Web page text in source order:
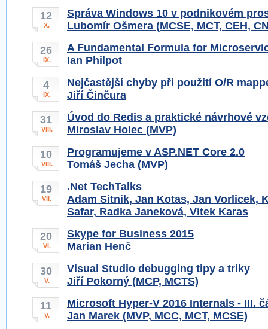
12
X.
Správa Windows 10 v podnikovém
Lubomír Ošmera (MCSE, MCT, CEH,
26
IX.
A Fundamental Formula for
Ian Philpot
4
IX.
Nejčastější chyby při použití O/R
Jiří Činčura
31
VIII.
Úvod do Redis a praktické návrhové
Miroslav Holec (MVP)
10
VIII.
Programujeme v ASP.NET Core 2.0
Tomáš Jecha (MVP)
19
VII.
.Net TechTalks
Adam Sitnik, Jan Kotas, Jan Vorlicek,
Safar, Radka Janeková, Vitek Karas
20
VI.
Skype for Business 2015
Marian Henč
30
V.
Visual Studio debugging tipy a triky
Jiří Pokorný (MCP, MCTS)
11
V.
Microsoft Hyper-V 2016 Internals - III.
Jan Marek (MVP, MCC, MCT, MCSE)